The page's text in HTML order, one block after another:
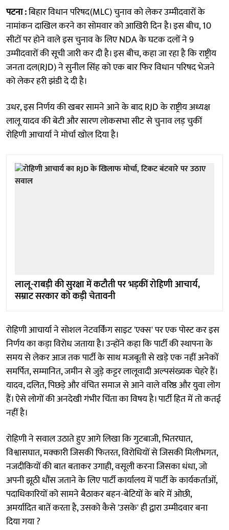
पटना :बिहार विधान परिषद(MLC) चुनाव को लेकर उम्मीदवारों के
नामांकन दाखिल करने का सोमवार को आखिरी दिन है। इस बीच, 10
सीटों पर होने वाले इस चुनाव के लिए NDA के घटक दलों ने 9
उम्मीदवारों की सूची जारी कर दी है। इस बीच, कहा जा रहा है कि राष्ट्रीय
जनता दल(RJD) ने सुनील सिंह को एक बार फिर विधान परिषद भेजने
को लेकर हरी झंडी दे दी है।
उधर, इस निर्णय की खबर सामने आने के बाद RJD के राष्ट्रीय अध्यक्ष
लालू यादव की बेटी और सारण लोकसभा सीट से चुनाव लड़ चुकीं
रोहिणी आचार्या ने मोर्चा खोल दिया है।
लालू-राबड़ी की सुरक्षा में कटौती पर भड़कीं रोहिणी आचार्य,
सम्राट सरकार को कड़ी चेतावनी
रोहिणी आचार्या ने सोशल नेटवर्किंग साइट 'एक्स' पर एक पोस्ट कर इस
निर्णय का कड़ा विरोध जताया है। उन्होंने कहा कि पार्टी की स्थापना के
समय से लेकर आज तक पार्टी के साथ मजबूती से खड़े एक नहीं अनेकों
समर्पित, सम्मानित, जमीन से जुड़े कट्टर लालूवादी अल्पसंख्यक चेहरे हैं।
यादव, दलित, पिछड़े और वंचित समाज से आने वाले वरिष्ठ और युवा लोग
हैं। ऐसे लोगों की अनदेखी गंभीर चिंता का विषय है। पार्टी हित में तो कतई
नहीं है।
रोहिणी ने सवाल उठाते हुए आगे लिखा कि गुटबाजी, भितरघात,
विश्वासघात, मक्कारी जिसकी फितरत, विरोधियों से जिसकी मिलीभगत,
नजदीकियों की बात बताकर उगाही, वसूली करना जिसका धंधा, जो
अपनी झूठी धौंस जताने के लिए पार्टी कार्यालय में पार्टी के कार्यकर्ताओं,
पदाधिकारियों को सामने बैठाकर बहन-बेटियों के बारे में ओछी,
अमर्यादित बातें करता है, उसको कैसे 'उसके' ही द्वारा उम्मीदवार बना
दिया गया ?